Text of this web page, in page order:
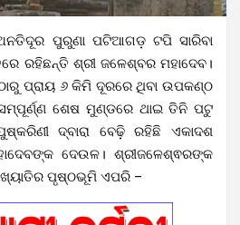
ପୁରୁଣା ପଟିଆଗଡ଼ ଟପି ସାରିବା
ରହିଛନ୍ତି ଶ୍ରୀ ଜଳେଶ୍ବର ମହାଦେବ।
ପ୍ରାୟ ୬ କିମି ଦୂରରେ ଥିବା ଉପକଣ୍ଠ
ସମ୍ପୂର୍ଣ୍ଣ ଶେଷ ମୁଣ୍ଡରେ ଥାଇ ତିନି ପଟୁ
ଦ୍ବାରା ବେଢ଼ି ରହିଛି ଏକାଦଶ
ଦେଉଳ। ଶ୍ରୀଜଳେଶ୍ଵରଙ୍କ
ଖ୍ୟାତିର ପୃଷ୍ଠଭୂମି ଏପରି –